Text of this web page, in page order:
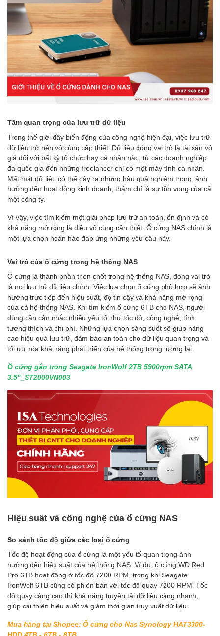
Tầm quan trọng của lưu trữ dữ liệu
Trong thế giới đầy biến động của công nghệ hiện đại, việc lưu trữ
dữ liệu trở nên vô cùng cấp thiết. Dữ liệu đóng vai trò là tài sản vô
giá đối với bất kỳ tổ chức hay cá nhân nào, từ các doanh nghiệp
đa quốc gia đến những freelancer chỉ có một máy tính cá nhân.
Mất mát dữ liệu có thể gây ra những hậu quả nghiêm trọng, ảnh
hưởng đến hoạt động kinh doanh, thậm chí là sự tồn vong của cả
một công ty.
Vì vậy, việc tìm kiếm một giải pháp lưu trữ an toàn, ổn định và có
khả năng mở rộng là điều vô cùng cần thiết. Ổ cứng NAS chính là
một lựa chọn hoàn hảo đáp ứng những yêu cầu này.
Vai trò của ổ cứng trong hệ thống NAS
Ổ cứng là thành phần then chốt trong hệ thống NAS, đóng vai trò
là nơi lưu trữ dữ liệu chính. Việc lựa chọn ổ cứng phù hợp sẽ ảnh
hưởng trực tiếp đến hiệu suất, độ tin cậy và khả năng mở rộng
của cả hệ thống NAS. Khi tìm kiếm ổ cứng 6TB cho NAS, người
dùng cần cân nhắc nhiều yếu tố như tốc độ, công nghệ, tính
tương thích và chi phí. Những lựa chọn sáng suốt sẽ giúp nâng
cao hiệu quả lưu trữ, đảm bảo an toàn cho dữ liệu quan trọng và
tối ưu hóa khả năng phát triển của hệ thống trong tương lai.
Ổ cứng gắn trong Seagate IronWolf 2TB 5900rpm SATA
3.5"_ST2000VN003
Hiệu suất và công nghệ của ổ cứng NAS
So sánh tốc độ giữa các loại ổ cứng
Tốc độ hoạt động của ổ cứng là một yếu tố quan trọng ảnh
hưởng đến hiệu suất của hệ thống NAS. Ví dụ, ổ cứng WD Red
Pro 6TB hoạt động ở tốc độ 7200 RPM, trong khi Seagate
IronWolf 6TB cũng có phiên bản với tốc độ quay 7200 RPM. Tốc
độ quay càng cao thì khả năng truyền tải dữ liệu càng nhanh,
giúp cải thiện hiệu suất và giảm thời gian truy xuất dữ liệu.
Mua hàng tại Shopee: Ổ cứng cho Nas Synology HAT3300-
HDD 4TB - 6TB - 8TB